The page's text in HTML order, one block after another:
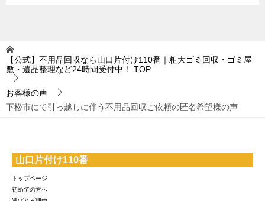
【公式】不用品回収なら山口片付け110番｜粗大ゴミ回収・ゴミ屋
敷・遺品整理など24時間受付中！
TOP
お客様の声
下松市にて引っ越しに伴う不用品回収ご依頼の匿名希望様の声
山口片付け110番
トップページ
初めての方へ